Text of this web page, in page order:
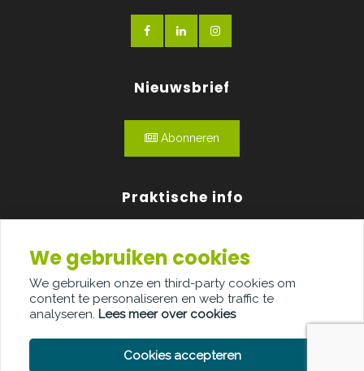
Nieuwsbrief
Abonneren
Praktische info
Over ons
Adverteren
Contact
We gebruiken cookies
We gebruiken onze en third-party cookies om
content te personaliseren en web traffic te
analyseren. Lees meer over cookies
Cookies accepteren